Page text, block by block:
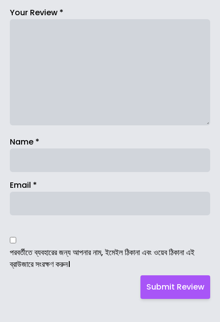
Your Review *
Name *
Email *
পরবর্তীতে ব্যবহারের জন্য আপনার নাম, ইমেইল ঠিকানা এবং ওয়েব ঠিকানা এই
ব্রাউজারে সংরক্ষণ করুন।